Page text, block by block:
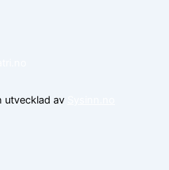
utvecklad av